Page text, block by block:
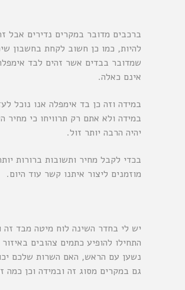
ברכבים מדובר במקרים נדירים אבל
להיות, כמו כן חשוב לקחת בחשבון
שמדובר בבדים אשר זהים לבד
אינם כאלה.
במידה וזה כן בד אימפלה אנו נוכל
במידה ולא אתם רק תרוויחו כי מחיר
יהיה הרבה יותר זול.
בכדי לקבל מחיר ותשובות ברורות
מוזמנים ליצור איתנו קשר עוד היום.
יש לי בחדר השינה לוח מיטה מבד זה
התחילו להופיע כתמים צהובים
נשען עם הראש, האם השרות שלכם
גם במקרים מסוג זה ובמידה וכן כמה